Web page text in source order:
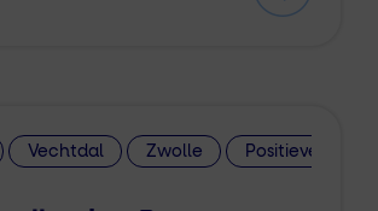
Vechtdal Zwolle Positieve